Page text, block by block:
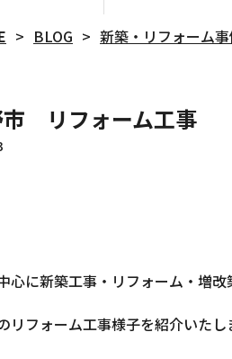
BLOG 新築・リフォーム
市 リフォーム工事
心に新築工事・リフォーム・増
リフォーム工事様子を紹介いた